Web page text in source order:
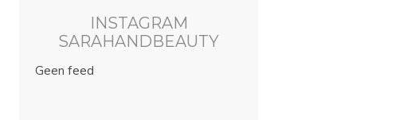
INSTAGRAM
SARAHANDBEAUTY
Geen feed